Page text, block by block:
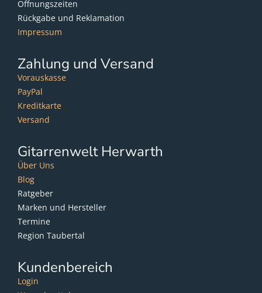
Öffnungszeiten
Rückgabe und Reklamation
Impressum
Zahlung und Versand
Vorauskasse
PayPal
Kreditkarte
Versand
Gitarrenwelt Herwarth
Über Uns
Blog
Ratgeber
Marken und Hersteller
Termine
Region Taubertal
Kundenbereich
Login